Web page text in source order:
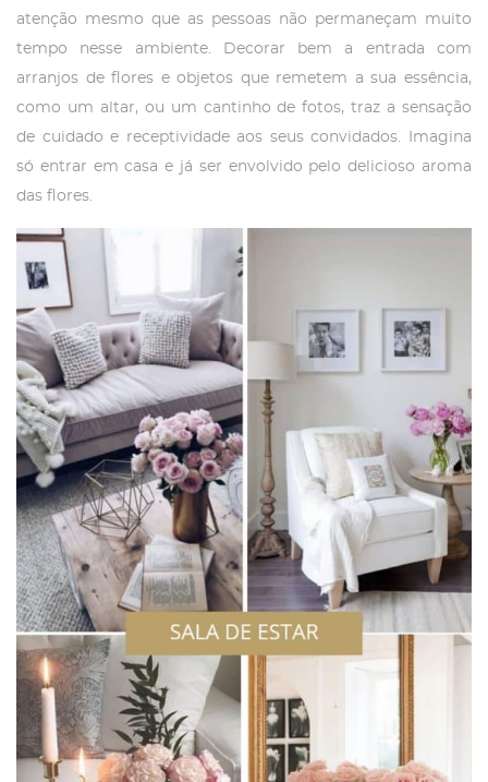
atenção mesmo que as pessoas não permaneçam muito
tempo nesse ambiente. Decorar bem a entrada com
arranjos de flores e objetos que remetem a sua essência,
como um altar, ou um cantinho de fotos, traz a sensação
de cuidado e receptividade aos seus convidados. Imagina
só entrar em casa e já ser envolvido pelo delicioso aroma
das flores.